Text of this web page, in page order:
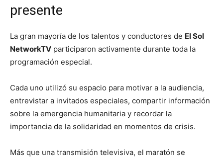
presente
La gran mayoría de los talentos y conductores de El Sol
NetworkTV participaron activamente durante toda la
programación especial.
Cada uno utilizó su espacio para motivar a la audiencia,
entrevistar a invitados especiales, compartir información
sobre la emergencia humanitaria y recordar la
importancia de la solidaridad en momentos de crisis.
Más que una transmisión televisiva, el maratón se